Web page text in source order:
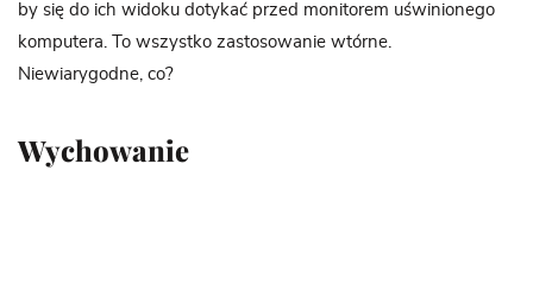
by się do ich widoku dotykać przed monitorem uświnionego
komputera. To wszystko zastosowanie wtórne.
Niewiarygodne, co?
Wychowanie